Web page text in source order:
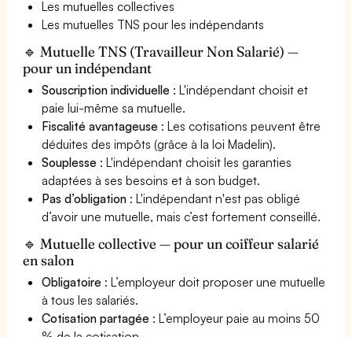
Les mutuelles collectives
Les mutuelles TNS pour les indépendants
🔹 Mutuelle TNS (Travailleur Non Salarié) —
pour un indépendant
Souscription individuelle : L'indépendant choisit et
paie lui-même sa mutuelle.
Fiscalité avantageuse : Les cotisations peuvent être
déduites des impôts (grâce à la loi Madelin).
Souplesse : L'indépendant choisit les garanties
adaptées à ses besoins et à son budget.
Pas d’obligation : L'indépendant n'est pas obligé
d’avoir une mutuelle, mais c’est fortement conseillé.
🔹 Mutuelle collective — pour un coiffeur salarié
en salon
Obligatoire : L’employeur doit proposer une mutuelle
à tous les salariés.
Cotisation partagée : L’employeur paie au moins 50